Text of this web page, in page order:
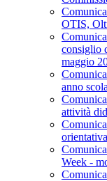
OTIS,
consiglio
maggio
anno
attività
Week -